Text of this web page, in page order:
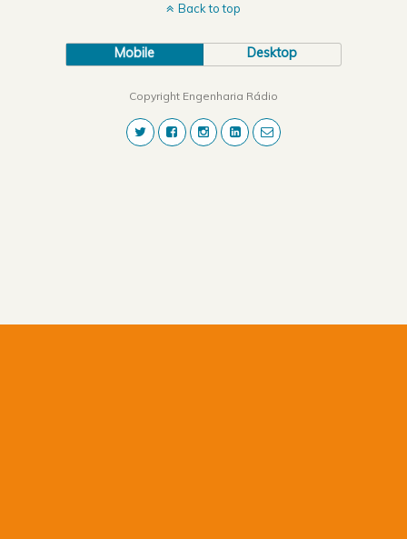
Back to top
Mobile Desktop
Copyright Engenharia Rádio